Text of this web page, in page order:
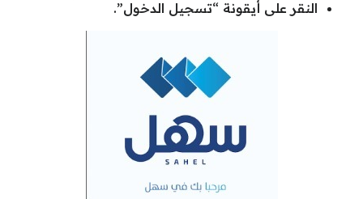
النقر على أيقونة “تسجيل الدخول”.